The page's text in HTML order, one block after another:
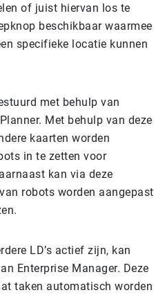
of juist hiervan los te
beschikbaar waarmee
specifieke locatie kunnen
met behulp van
Met behulp van deze
kaarten worden
in te zetten voor
kan via deze
robots worden aangepast
LD’s actief zijn, kan
Enterprise Manager. Deze
taken automatisch worden